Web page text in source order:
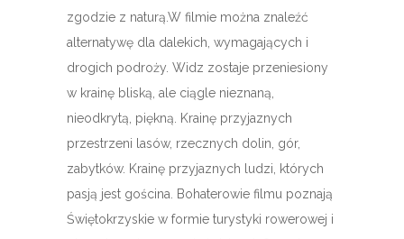
zgodzie z naturą.W filmie można znaleźć
alternatywę dla dalekich, wymagających i
drogich podroży. Widz zostaje przeniesiony
w krainę bliską, ale ciągle nieznaną,
nieodkrytą, piękną. Krainę przyjaznych
przestrzeni lasów, rzecznych dolin, gór,
zabytków. Krainę przyjaznych ludzi, których
pasją jest gościna. Bohaterowie filmu poznają
Świętokrzyskie w formie turystyki rowerowej i